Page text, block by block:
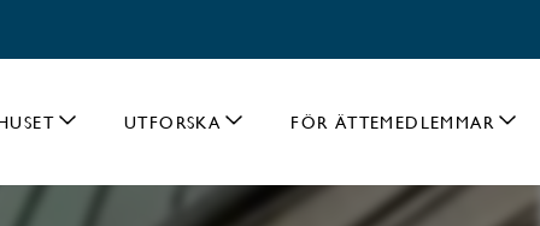
UTFORSKA FÖR ÄTTEMEDLEMMAR